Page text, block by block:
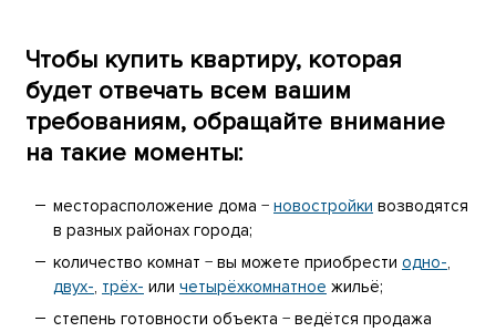
Чтобы купить квартиру, которая
будет отвечать всем вашим
требованиям, обращайте внимание
на такие моменты:
месторасположение дома − новостройки возводятся
в разных районах города;
количество комнат − вы можете приобрести одно-,
двух-, трёх- или четырёхкомнатное жильё;
степень готовности объекта − ведётся продажа